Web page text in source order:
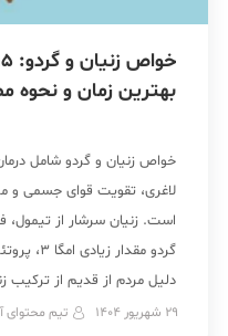
بهترین زمان و نحوه
خواص زنیان و گردو شامل
لاغری، تقویت قوای جسمی و
است. زنیان سرشار از تیمول،
گردو
دلیل مردم از قدیم از ترکیب
29 شهریور 1404 تیم محتوای